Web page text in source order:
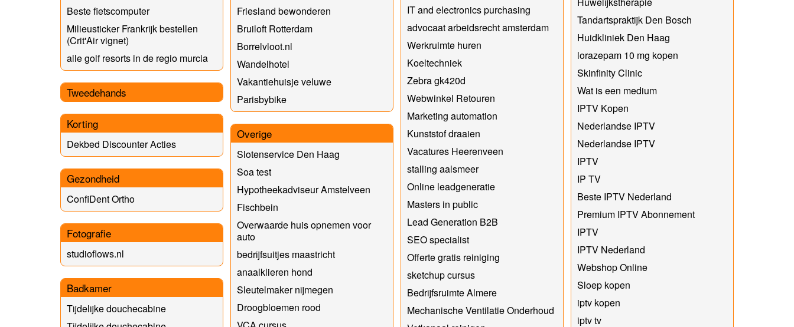
Beste fietscomputer
Milieusticker Frankrijk bestellen
(Crit'Air vignet)
alle golf resorts in de regio murcia
Tweedehands
Korting
Dekbed Discounter Acties
Gezondheid
ConfiDent Ortho
Fotografie
studioflows.nl
Badkamer
Tijdelijke douchecabine
Friesland bewonderen
Bruiloft Rotterdam
Borrelvloot.nl
Wandelhotel
Vakantiehuisje veluwe
Parisbybike
Overige
Slotenservice Den Haag
Soa test
Hypotheekadviseur Amstelveen
Fischbein
Overwaarde huis opnemen voor
auto
bedrijfsuitjes maastricht
anaalklieren hond
Sleutelmaker nijmegen
Droogbloemen rood
IT and electronics purchasing
advocaat arbeidsrecht amsterdam
Werkruimte huren
Koeltechniek
Zebra gk420d
Webwinkel Retouren
Marketing automation
Kunststof draaien
Vacatures Heerenveen
stalling aalsmeer
Online leadgeneratie
Masters in public
Lead Generation B2B
SEO specialist
Offerte gratis reiniging
sketchup cursus
Bedrijfsruimte Almere
Mechanische Ventilatie Onderhoud
Tandartspraktijk Den Bosch
Huidkliniek Den Haag
lorazepam 10 mg kopen
Skinfinity Clinic
Wat is een medium
IPTV Kopen
Nederlandse IPTV
Nederlandse IPTV
IPTV
IP TV
Beste IPTV Nederland
Premium IPTV Abonnement
IPTV
IPTV Nederland
Webshop Online
Sloep kopen
iptv kopen
iptv tv